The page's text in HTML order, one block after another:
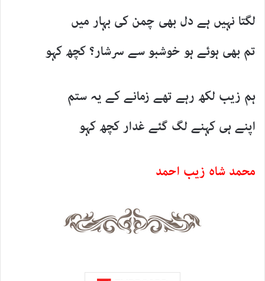
لگتا نہیں ہے دل بھی چمن کی بہار میں
تم بھی ہوئے ہو خوشبو سے سرشار؟ کچھ کہو
ہم زیب لکھ رہے تھے زمانے کے یہ ستم
اپنے ہی کہنے لگ گئے غدار کچھ کہو
محمد شاہ زیب احمد